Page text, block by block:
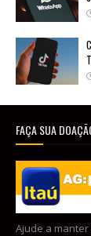
FAÇA SUA
Ajude a